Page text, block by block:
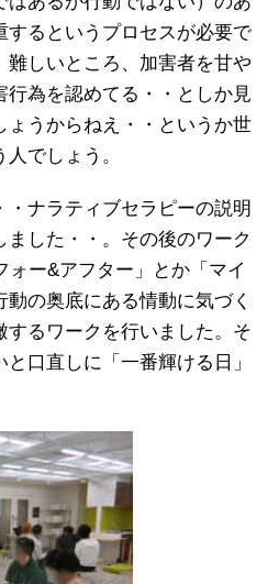
するというプロセスが必要で
難しいところ、加害者を甘や
行為を認めてる・・としか見
ょうからねえ・・というか世
でしょう。
・ナラティブセラピーの説明
した・・。その後のワーク
ォー&アフター」とか「マイ
の奥底にある情動に気づく
するワークを行いました。そ
口直しに「一番輝ける日」